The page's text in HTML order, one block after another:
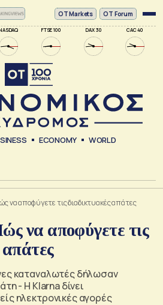
FTSE 100 DAX 30 CAC 40
ΟΤ Markets OT Forum
ECONOMY WORLD
να αποφύγετε τις διαδικτυακές απάτες
να αποφύγετε τις
απάτες
καταναλωτές δήλωσαν
- Η Klarna δίνει
ηλεκτρονικές αγορές